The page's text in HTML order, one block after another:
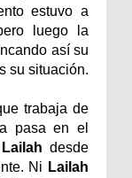
estuvo a
luego la
así su
su situación.
trabaja de
pasa en el
Lailah desde
Ni Lailah